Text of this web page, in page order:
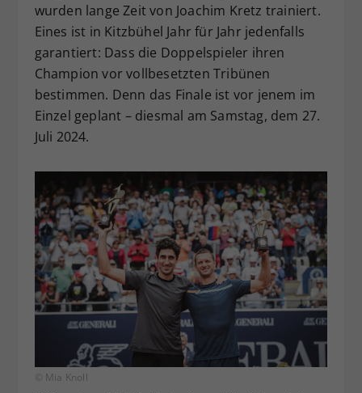
wurden lange Zeit von Joachim Kretz trainiert.
Eines ist in Kitzbühel Jahr für Jahr jedenfalls
garantiert: Dass die Doppelspieler ihren
Champion vor vollbesetzten Tribünen
bestimmen. Denn das Finale ist vor jenem im
Einzel geplant – diesmal am Samstag, dem 27.
Juli 2024.
© Mia Knoll